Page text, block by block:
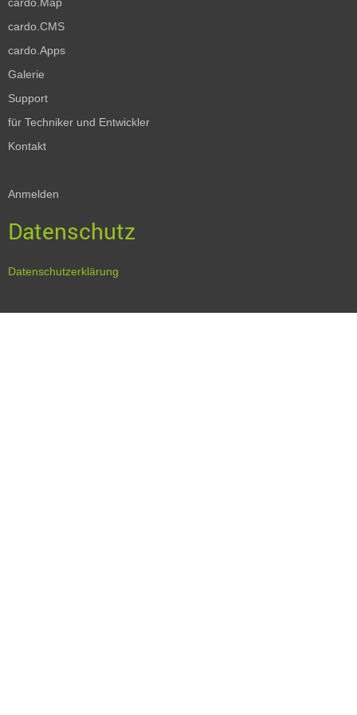
cardo.CMS
cardo.Apps
Galerie
Support
für Techniker und Entwickler
Kontakt
Anmelden
Datenschutz
Datenschutzerklärung